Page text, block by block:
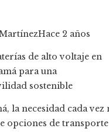
Hace 2 años
la necesidad cada vez
opciones de transporte